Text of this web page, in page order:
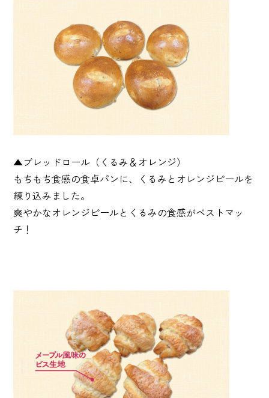
▲ブレッドロール（くるみ＆オレンジ）
もちもち食感の食卓パンに、くるみとオレンジピールを
練り込みました。
爽やかなオレンジピールとくるみの食感がベストマッ
チ！